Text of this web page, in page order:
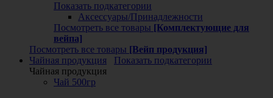
Показать подкатегории
Аксессуары/Принадлежности
Посмотреть все товары [Комплектующие для
вейпа]
Посмотреть все товары [Вейп продукция]
Чайная продукция
Показать подкатегории
Чайная продукция
Чай 500гр